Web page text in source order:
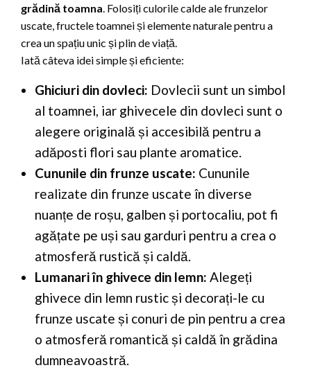
grădină toamna. Folosiți culorile calde ale frunzelor
uscate, fructele toamnei și elemente naturale pentru a
crea un spațiu unic și plin de viață.
Iată câteva idei simple și eficiente:
Ghiciuri din dovleci: Dovlecii sunt un simbol
al toamnei, iar ghivecele din dovleci sunt o
alegere originală și accesibilă pentru a
adăposti flori sau plante aromatice.
Cununile din frunze uscate: Cununile
realizate din frunze uscate în diverse
nuanțe de roșu, galben și portocaliu, pot fi
agățate pe uși sau garduri pentru a crea o
atmosferă rustică și caldă.
Lumanari în ghivece din lemn: Alegeți
ghivece din lemn rustic și decorați-le cu
frunze uscate și conuri de pin pentru a crea
o atmosferă romantică și caldă în grădina
dumneavoastră.